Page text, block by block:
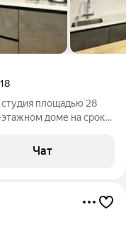
площадью 28
доме на срок
Чат